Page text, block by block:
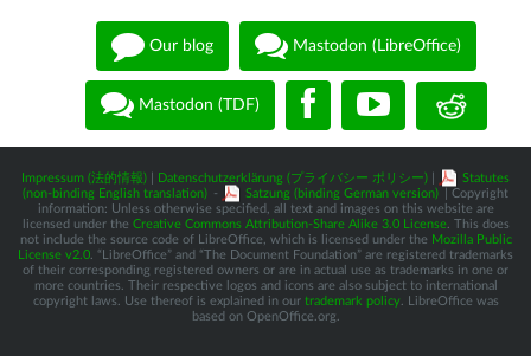
Our blog Mastodon (LibreOffice)
Mastodon (TDF)
Impressum (法的情報) Datenschutzerklärung (プライバシー ポリシー)
Statutes
(non-binding English translation) - Satzung (binding German version)
| Copyright
information: Unless otherwise specified, all text and images on this website are
licensed under the Creative Commons Attribution-Share Alike 3.0 License. This does
not include the source code of LibreOffice, which is licensed under the Mozilla Public
License v2.0 . “LibreOffice” and “The Document Foundation” are registered trademarks
of their corresponding registered owners or are in actual use as trademarks in one or
more countries. Their respective logos and icons are also subject to international
copyright laws. Use thereof is explained in our trademark policy. LibreOffice was
based on OpenOffice.org.